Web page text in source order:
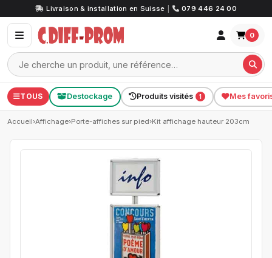
Livraison & installation en Suisse 079 446 24 00
0
TOUS Destockage Produits visités 1 Mes
Accueil›Affichage›Porte-affiches sur pied›Kit affichage hauteur 203cm